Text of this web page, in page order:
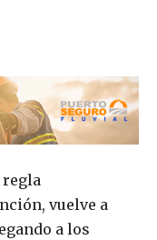
regla
vuelve a
a los